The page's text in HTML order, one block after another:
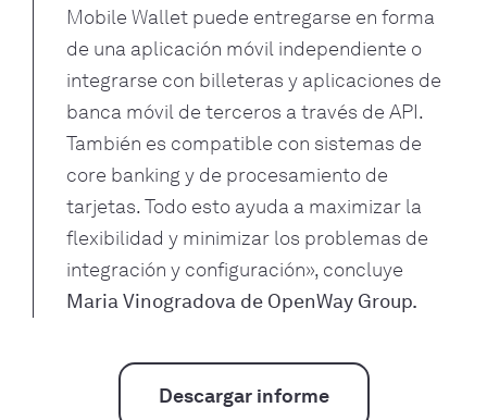
Mobile Wallet puede entregarse en forma
de una aplicación móvil independiente o
integrarse con billeteras y aplicaciones de
banca móvil de terceros a través de API.
También es compatible con sistemas de
core banking y de procesamiento de
tarjetas. Todo esto ayuda a maximizar la
flexibilidad y minimizar los problemas de
integración y configuración», concluye
Maria Vinogradova de OpenWay Group.
Descargar informe